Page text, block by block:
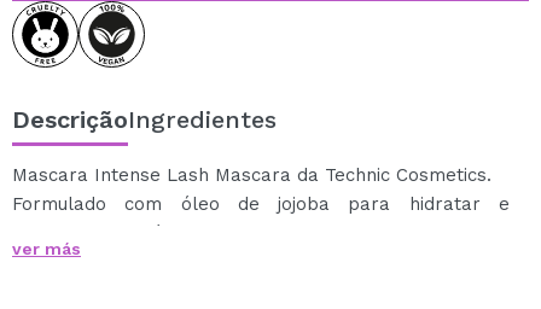
DescriçãoIngredientes
Mascara Intense Lash Mascara da Technic Cosmetics.
Formulado com óleo de jojoba para hidratar e
condicionar os cílios conforme você aplica.
Com uma escova especialmente desenhada para cobrir
ver más